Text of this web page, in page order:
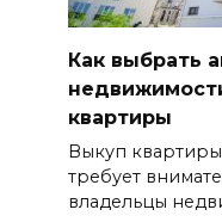
Как выбрать
квартиры
Выкуп
требует
владельцы